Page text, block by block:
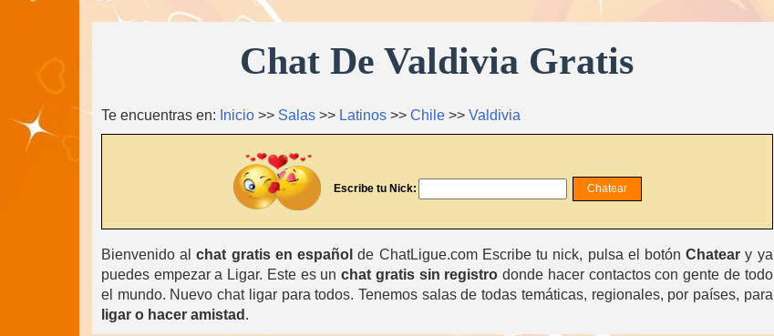
Chat De Valdivia Gratis
Te encuentras en: Inicio >> Salas >> Latinos >> Chile >> Valdivia
Escribe tu Nick:
Bienvenido alchat gratis en español de ChatLigue.com Escribe tu nick, pulsa el botónChatear y ya
puedes empezar a Ligar. Este es unchat gratis sin registro donde hacer contactos con gente de todo
el mundo. Nuevo chat ligar para todos. Tenemos salas de todas temáticas, regionales, por países, para
ligar o hacer amistad .